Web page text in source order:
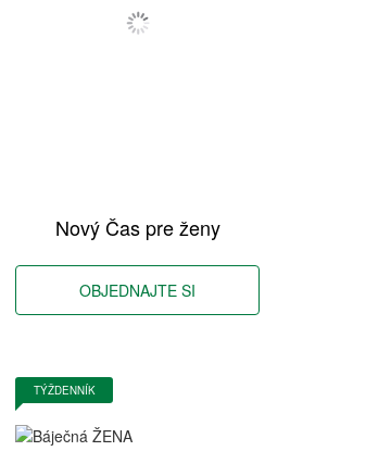
Nový Čas pre ženy
OBJEDNAJTE SI
TÝŽDENNÍK